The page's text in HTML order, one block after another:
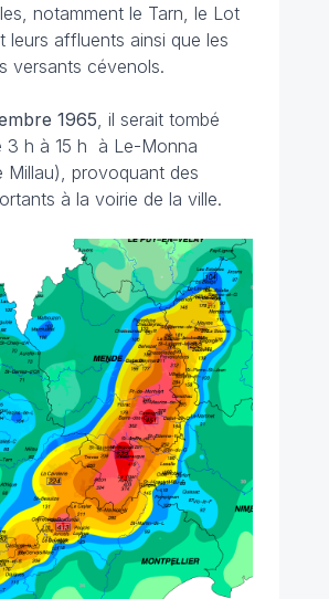
notamment le Tarn, le Lot
leurs affluents ainsi que les
versants cévenols.
1965, il serait tombé
3 h à 15 h à Le-Monna
Millau), provoquant des
à la voirie de la ville.